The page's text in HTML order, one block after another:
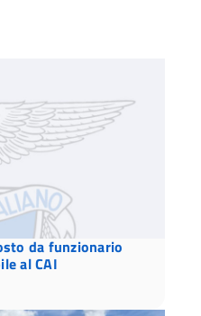
da funzionario
al CAI